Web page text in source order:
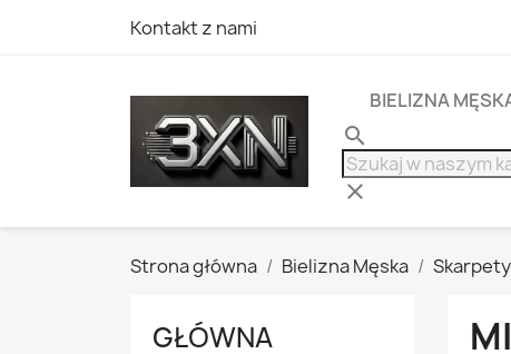
Kontakt z nami
BIELIZNA
search
clear
Strona główna Bielizna Męska Skarpety
GŁÓWNA